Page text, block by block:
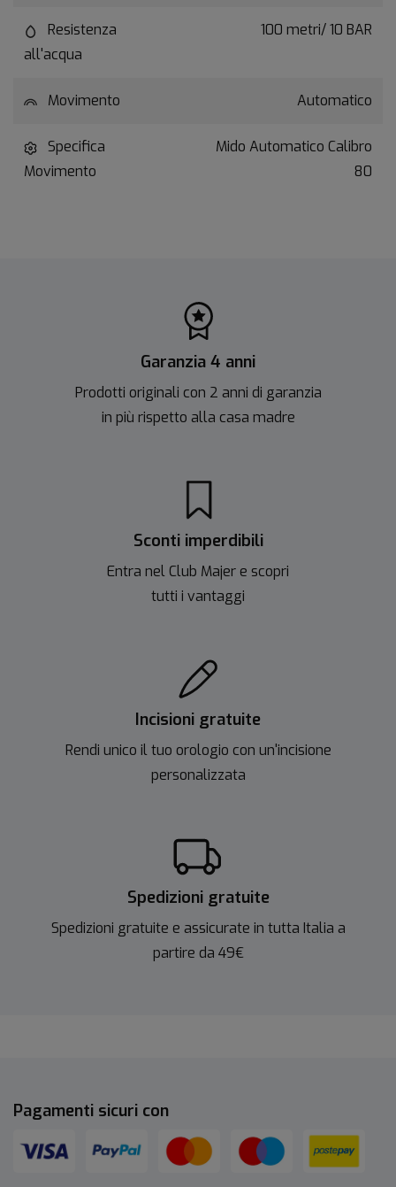
Resistenza
all'acqua
100 metri/ 10 BAR
Movimento Automatico
Specifica
Movimento
Mido Automatico Calibro
80
Garanzia 4 anni
Prodotti originali con 2 anni di garanzia
in più rispetto alla casa madre
Sconti imperdibili
Entra nel Club Majer e scopri
tutti i vantaggi
Incisioni gratuite
Rendi unico il tuo orologio con un'incisione
personalizzata
Spedizioni gratuite
Spedizioni gratuite e assicurate in tutta Italia a
partire da 49€
Pagamenti sicuri con